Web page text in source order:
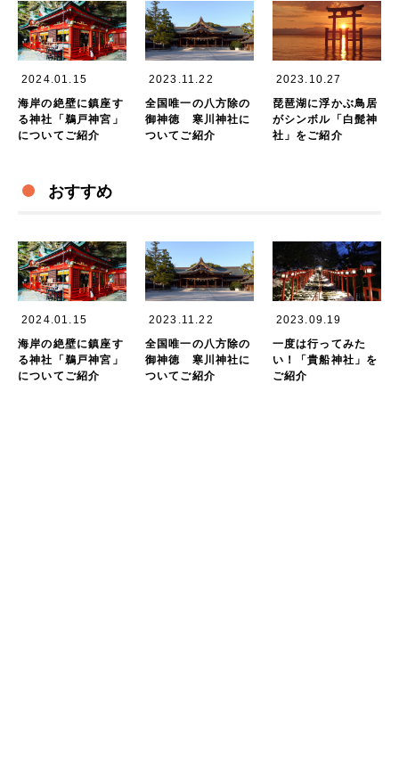
海岸の絶壁に鎮座す
る神社「鵜戸神宮」
についてご紹介
2024.01.15
全国唯一の八方除の
御神徳 寒川神社に
ついてご紹介
2023.11.22
琵琶湖に浮かぶ鳥居
がシンボル「白髭神
社」をご紹介
2023.10.27
おすすめ
海岸の絶壁に鎮座す
る神社「鵜戸神宮」
についてご紹介
2024.01.15
全国唯一の八方除の
御神徳 寒川神社に
ついてご紹介
2023.11.22
一度は行ってみた
い！「貴船神社」を
ご紹介
2023.09.19